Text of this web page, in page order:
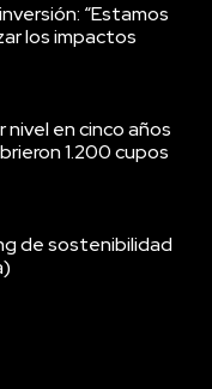
“Estamos
los impactos
nivel en cinco años
1.200 cupos
de sostenibilidad